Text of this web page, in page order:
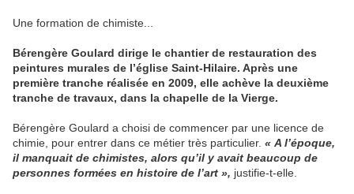
Une formation de chimiste...
Bérengère Goulard dirige le chantier de restauration des
peintures murales de l’église Saint-Hilaire. Après une
première tranche réalisée en 2009, elle achève la deuxième
tranche de travaux, dans la chapelle de la Vierge.
Bérengère Goulard a choisi de commencer par une licence de
chimie, pour entrer dans ce métier très particulier. « A l’époque,
il manquait de chimistes, alors qu’il y avait beaucoup de
personnes formées en histoire de l’art », justifie-t-elle.